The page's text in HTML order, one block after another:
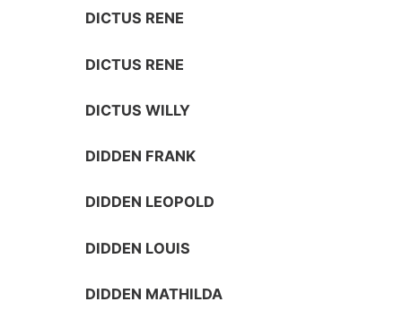
DICTUS RENE
DICTUS RENE
DICTUS WILLY
DIDDEN FRANK
DIDDEN LEOPOLD
DIDDEN LOUIS
DIDDEN MATHILDA